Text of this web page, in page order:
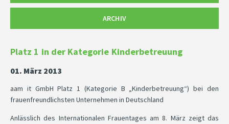
ARCHIV
Platz 1 in der Kategorie Kinderbetreuung
01. März 2013
aam it GmbH Platz 1 (Kategorie B „Kinderbetreuung“) bei den
frauenfreundlichsten Unternehmen in Deutschland
Anlässlich des Internationalen Frauentages am 8. März zeigt das